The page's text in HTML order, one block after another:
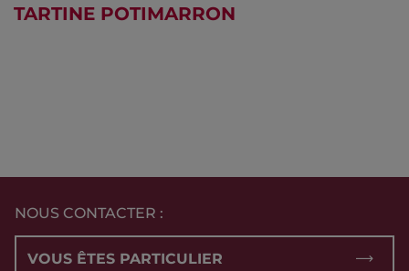
TARTINE POTIMARRON
NOUS CONTACTER :
VOUS ÊTES PARTICULIER